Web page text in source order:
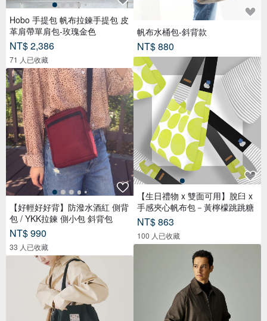
Hobo 手提包 帆布拉鍊手提包 皮
革肩帶單肩包-玫瑰金色
NT$ 2,386
71 人已收藏
【好輕好好背】防潑水酒紅 側背
包 / YKK拉鍊 側小包 斜背包
NT$ 990
33 人已收藏
帆布水桶包-斜背款
NT$ 880
【生日禮物 x 雙面可用】脫臼 x
手感夾心帆布包－黃檸檬跳跳糖
NT$ 863
100 人已收藏